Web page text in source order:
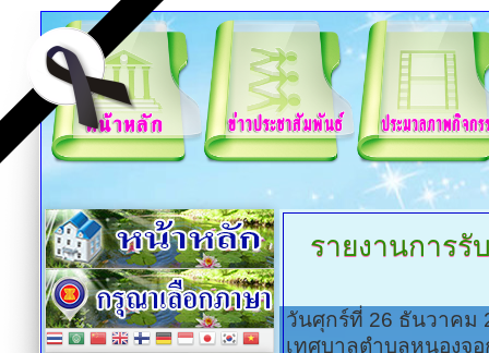
รายงานการรั
วันศุกร์ที่ 26 ธันวาคม
เทศบาลตำบลหนองจ